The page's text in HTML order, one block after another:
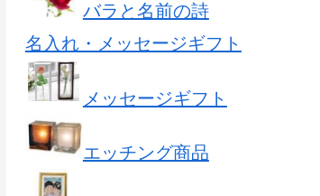
バラと名前の詩
名入れ・メッセージギフト
メッセージギフト
エッチング商品